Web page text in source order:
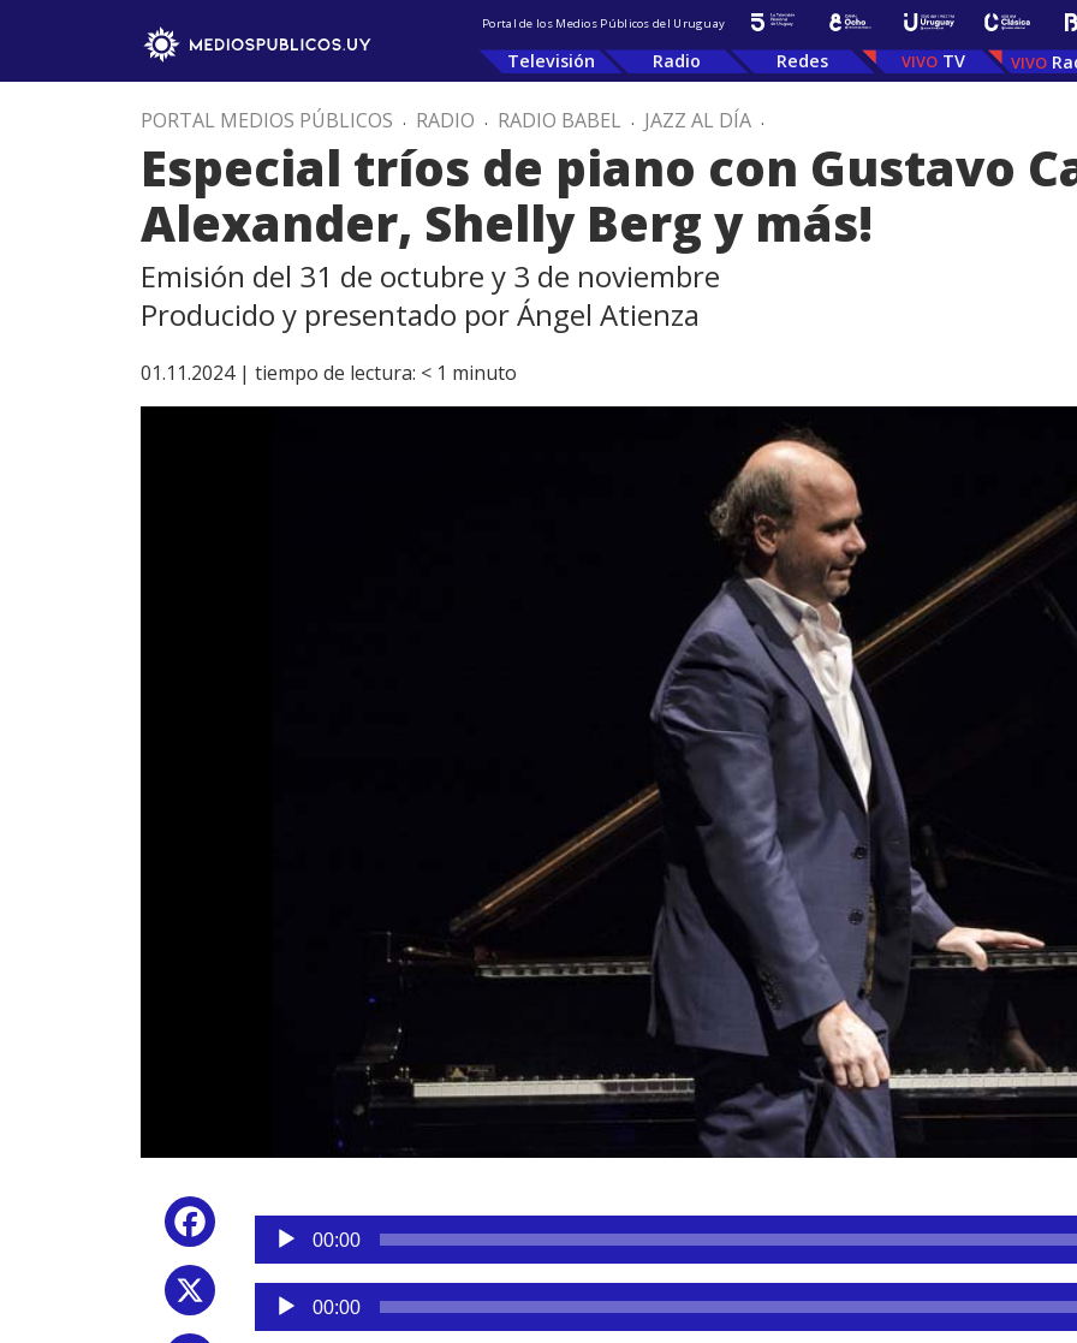
Portal de los Medios Públicos del Uruguay
Televisión Radio Redes TV
PORTAL MEDIOS PÚBLICOS . RADIO . RADIO BABEL . JAZZ AL DÍA .
Especial tríos de piano con Gustavo
Alexander, Shelly Berg y más!
Emisión del 31 de octubre y 3 de noviembre
Producido y presentado por Ángel Atienza
01.11.2024 | tiempo de lectura: < 1 minuto
Facebook
Reproductor
audio
00:00
Reproductor
de
00:00